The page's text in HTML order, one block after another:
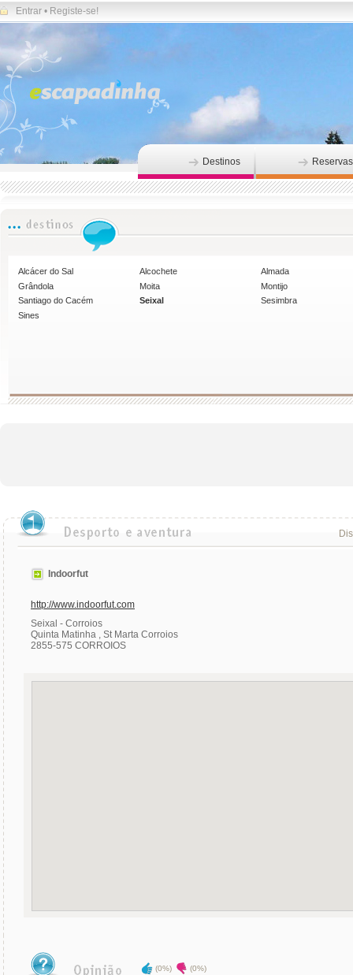
Entrar • Registe-se!
Destinos Reservas
Alcácer do Sal Alcochete
Almada
Grândola
Moita
Montijo
Santiago do Cacém
Seixal
Sesimbra
Sines
Indoorfut
http://www.indoorfut.com
Seixal - Corroios
Quinta Matinha , St Marta Corroios
2855-575 CORROIOS
(0%) (0%)